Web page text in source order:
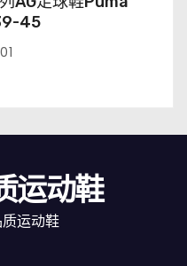
45
运动鞋
运动鞋